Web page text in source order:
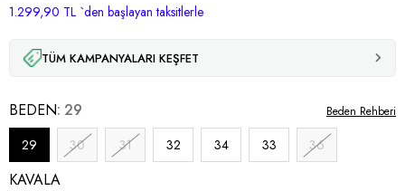
İndirim
1.299,90 TL `den başlayan taksitlerle
TÜM KAMPANYALARI KEŞFET
BEDEN 29
29 30 31 32 34 33 36
KAVALA
Beden Rehberi